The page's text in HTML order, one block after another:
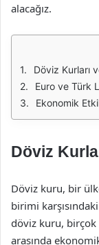
alacağız.
Döviz Kurları
Euro ve Türk
Ekonomik
Döviz
Döviz kuru, bir
birimi
döviz kuru,
arasında